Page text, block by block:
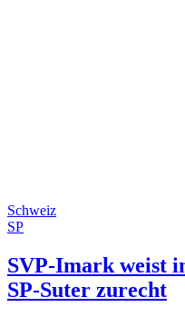
Schweiz
SP
SVP-Imark weist
SP-Suter zurecht